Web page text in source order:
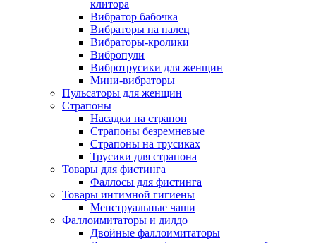
клитора
Вибратор бабочка
Вибраторы на палец
Вибраторы-кролики
Вибропули
Вибротрусики для женщин
Мини-вибраторы
Пульсаторы для женщин
Страпоны
Насадки на страпон
Страпоны безремневые
Страпоны на трусиках
Трусики для страпона
Товары для фистинга
Фаллосы для фистинга
Товары интимной гигиены
Менструальные чаши
Фаллоимитаторы и дилдо
Двойные фаллоимитаторы